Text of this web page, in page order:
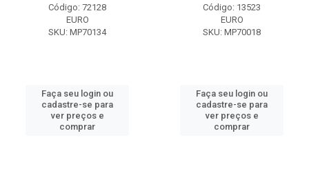
Código: 72128
EURO
SKU: MP70134
Faça seu login ou
cadastre-se para
ver preços e
comprar
Código: 13523
EURO
SKU: MP70018
Faça seu login ou
cadastre-se para
ver preços e
comprar